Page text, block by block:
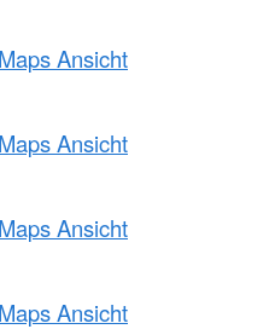
Ansicht
Ansicht
Ansicht
Ansicht